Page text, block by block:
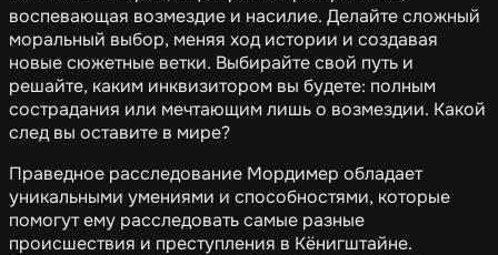
воспевающая возмездие и насилие. Делайте сложный
моральный выбор, меняя ход истории и создавая
новые сюжетные ветки. Выбирайте свой путь и
решайте, каким инквизитором вы будете: полным
сострадания или мечтающим лишь о возмездии. Какой
след вы оставите в мире?
Праведное расследование Мордимер обладает
уникальными умениями и способностями, которые
помогут ему расследовать самые разные
происшествия и преступления в Кёнигштайне.